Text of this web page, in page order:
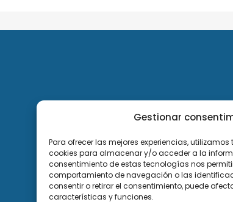
Gestionar
Para ofrecer las mejores experiencias,
cookies para almacenar y/o acceder a la
consentimiento de estas tecnologías nos
comportamiento de navegación o las
consentir o retirar el consentimiento, puede
características y funciones.